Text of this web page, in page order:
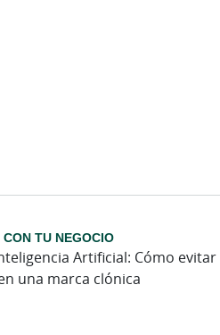
TU NEGOCIO
Artificial: Cómo
una marca clónica